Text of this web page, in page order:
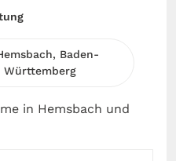
in Hemsbach und
Baden-
Württemberg